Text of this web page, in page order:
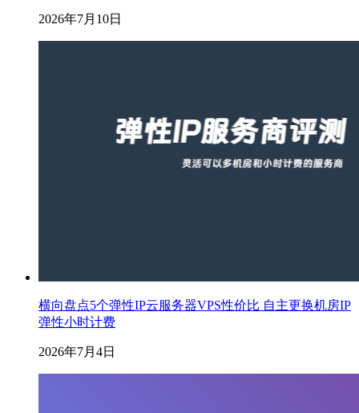
2026年7月10日
横向盘点5个弹性IP云服务器VPS性价比 自主更换机房IP
弹性小时计费
2026年7月4日